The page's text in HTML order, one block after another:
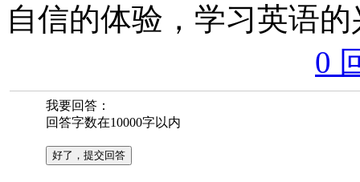
自信的体验，学习英语
0
我要回答：
回答字数在10000字以内